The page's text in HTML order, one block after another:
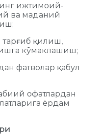
ижтимоий-
ва маданий
қилиш,
кўмаклашиш;
фатволар қабул
офатлардан
ёрдам